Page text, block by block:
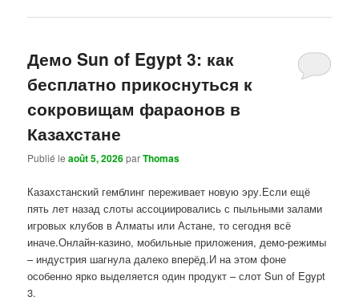
Демо Sun of Egypt 3: как
бесплатно прикоснуться к
сокровищам фараонов в
Казахстане
Publié leaoût 5, 2026parThomas
Казахстанский гемблинг переживает новую эру.Если ещё
пять лет назад слоты ассоциировались с пыльными залами
игровых клубов в Алматы или Астане, то сегодня всё
иначе.Онлайн-казино, мобильные приложения, демо-режимы
– индустрия шагнула далеко вперёд.И на этом фоне
особенно ярко выделяется один продукт – слот Sun of Egypt
3.